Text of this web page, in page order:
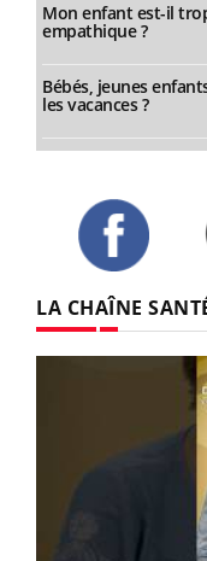
Mon enfant est-il
empathique ?
Bébés, jeunes
les vacances ?
LA CHAÎNE